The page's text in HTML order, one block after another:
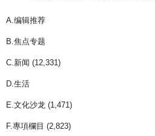
A.编辑推荐
B.焦点专题
C.新闻 (12,331)
D.生活
E.文化沙龙 (1,471)
F.專項欄目 (2,823)